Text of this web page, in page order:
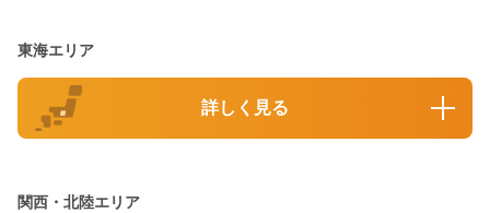
東海エリア
詳しく見る
関西・北陸エリア